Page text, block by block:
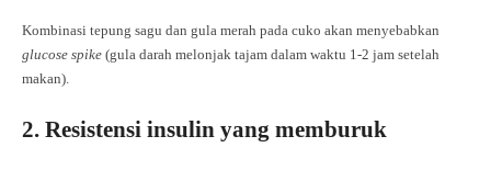
Kombinasi tepung sagu dan gula merah pada cuko akan menyebabkan
glucose spike (gula darah melonjak tajam dalam waktu 1-2 jam setelah
makan).
2. Resistensi insulin yang memburuk